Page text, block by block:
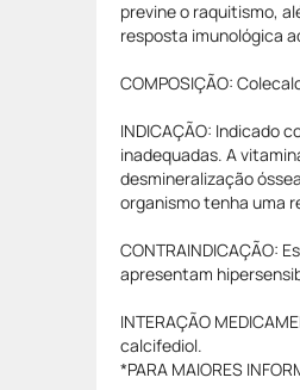
previne o raquitismo,
resposta imunológica
COMPOSIÇÃO:
INDICAÇÃO: Indicado
inadequadas. A
desmineralização
organismo tenha uma
CONTRAINDICAÇÃO:
apresentam
INTERAÇÃO
calcifediol.
*PARA MAIORES